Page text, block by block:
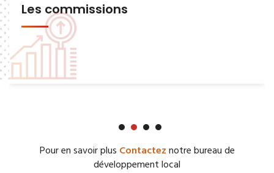
Les commissions
Pour en savoir plus Contacteznotre bureau de
développement local